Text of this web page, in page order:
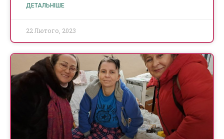
ДЕТАЛЬНІШЕ
22 Лютого, 2023